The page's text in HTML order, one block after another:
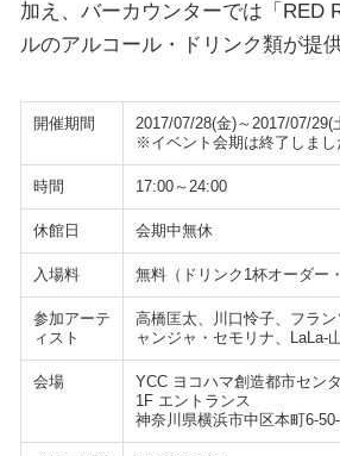
加え、バーカウンターでは「RED
ルのアルコール・ドリンク類が提供
開催期間
2017/07/28(金)～2017/07/29(
※イベント会期は終了しまし
時間 17:00～24:00
休館日 会期中無休
入場料 無料（ドリンク1杯オーダー
参加アーテ
ィスト
高橋匡太、川口怜子、フラ
ャンジャ・セモリナ、LaLa-
会場
YCC ヨコハマ創造都市セン
1F エントランス
神奈川県横浜市中区本町6-50-